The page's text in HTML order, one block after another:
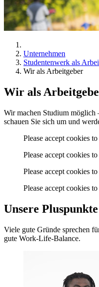
Unternehmen
Studentenwerk als
Wir als Arbeitgeber
Wir als
Wir machen Studium möglich
schauen Sie sich um und
Please accept cookies
Please accept cookies
Please accept cookies
Please accept cookies
Unsere Pluspunkte
Viele gute Gründe sprechen
gute Work-Life-Balance.